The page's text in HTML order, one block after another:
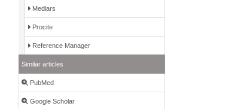
Medlars
Procite
Reference Manager
Similar articles
PubMed
Google Scholar